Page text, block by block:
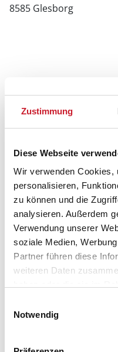
Zustimmung
Diese Webseite
Wir verwenden Cookies,
personalisieren,
zu können und die
analysieren. Außerdem
Verwendung unserer
soziale Medien,
Partner führen diese
weiteren Daten
Notwendig
8585 Glesborg
Anreisetag im